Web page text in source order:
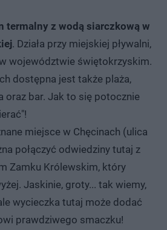
termalny z wodą siarczkową w
. Działa przy miejskiej pływalni,
województwie świętokrzyskim.
dostępna jest także plaża,
oraz bar. Jak to się potocznie
miejsce w Chęcinach (ulica
połączyć odwiedziny tutaj z
Zamku Królewskim, który
Jaskinie, groty... tak wiemy,
wycieczka tutaj może dodać
prawdziwego smaczku!